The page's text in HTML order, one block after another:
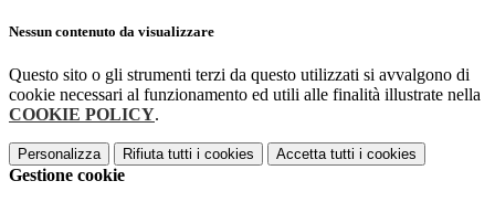
Nessun contenuto da visualizzare
Questo sito o gli strumenti terzi da questo utilizzati si avvalgono di
cookie necessari al funzionamento ed utili alle finalità illustrate nella
COOKIE POLICY.
Personalizza Rifiuta tutti i cookies Accetta tutti i cookies
Gestione cookie